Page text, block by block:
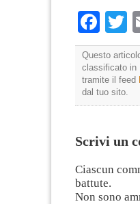
Questo
classificato in
tramite il feed
dal tuo sito.
Scrivi un
Ciascun
battute.
Non sono